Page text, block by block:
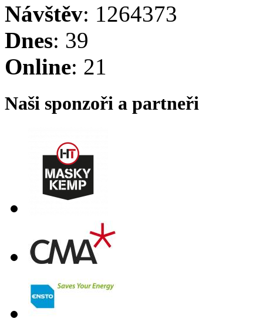
Návštěv: 1264373
Dnes: 39
Online: 21
Naši sponzoři a partneři